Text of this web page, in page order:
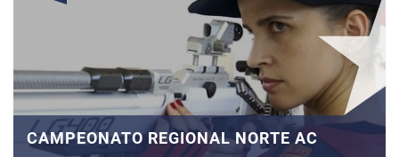
CAMPEONATO REGIONAL NORTE AC